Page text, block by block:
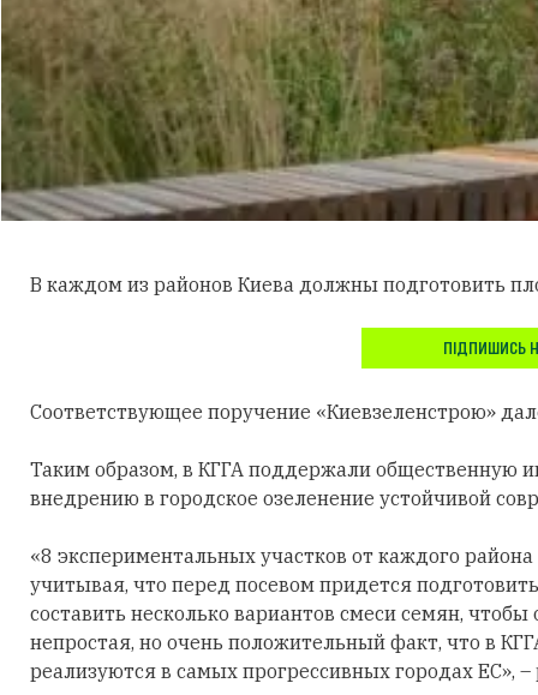
В каждом из районов Киева должны подготовить
ПІДПИШИСЬ
Соответствующее поручение «Киевзеленстрою»
Таким образом, в КГГА поддержали общественную
внедрению в городское озеленение устойчивой
«8 экспериментальных участков от каждого
учитывая, что перед посевом придется
составить несколько вариантов смеси семян,
непростая, но очень положительный факт, что в
реализуются в самых прогрессивных городах ЕС», –